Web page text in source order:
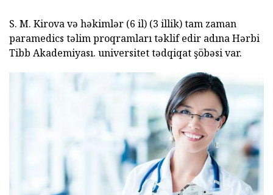
S. M. Kirova və həkimlər (6 il) (3 illik) tam zaman
paramedics təlim proqramları təklif edir adına Hərbi
Tibb Akademiyası. universitet tədqiqat şöbəsi var.